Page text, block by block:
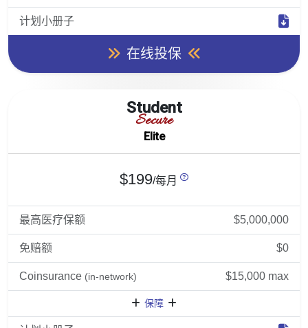
计划小册子
在线投保
Student
Secure
Elite
$199/每月
最高医疗保额 $5,000,000
免赔额 $0
Coinsurance (in-network) $15,000 max
保障